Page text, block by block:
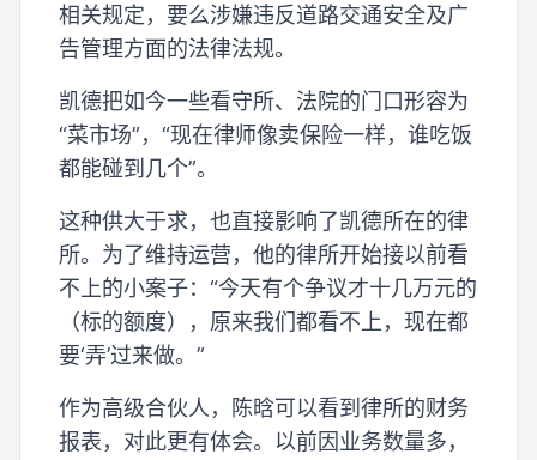
相关规定，要么涉嫌违反道路交通安全及广
告管理方面的法律法规。
凯德把如今一些看守所、法院的门口形容为
“菜市场”，“现在律师像卖保险一样，谁吃饭
都能碰到几个”。
这种供大于求，也直接影响了凯德所在的律
所。为了维持运营，他的律所开始接以前看
不上的小案子：“今天有个争议才十几万元的
（标的额度），原来我们都看不上，现在都
要‘弄’过来做。”
作为高级合伙人，陈晗可以看到律所的财务
报表，对此更有体会。以前因业务数量多，